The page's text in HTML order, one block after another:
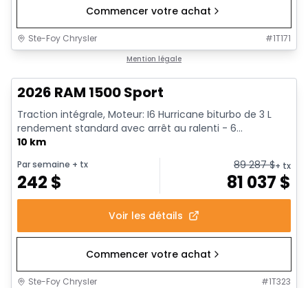
Commencer votre achat
Ste-Foy Chrysler #1T171
Mention légale
2026 RAM 1500 Sport
Traction intégrale, Moteur: I6 Hurricane biturbo de 3 L
rendement standard avec arrêt au ralenti - 6...
10 km
Par semaine + tx
242 $
89 287$+ tx
81 037 $
Voir les détails
Commencer votre achat
Ste-Foy Chrysler #1T323